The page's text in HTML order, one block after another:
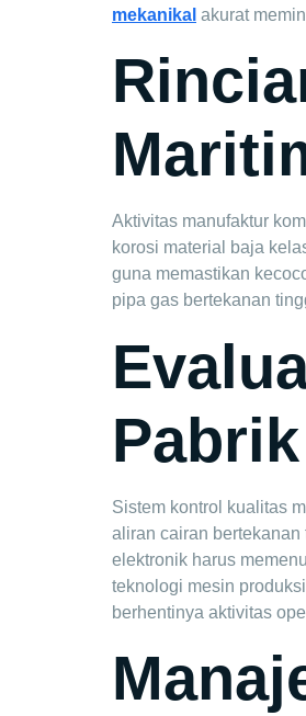
mekanikal akurat
Aktivitas manufaktur
korosi material baja
guna memastikan
pipa gas bertekanan
Sistem kontrol kualitas
aliran cairan
elektronik harus
teknologi mesin
berhentinya aktivitas